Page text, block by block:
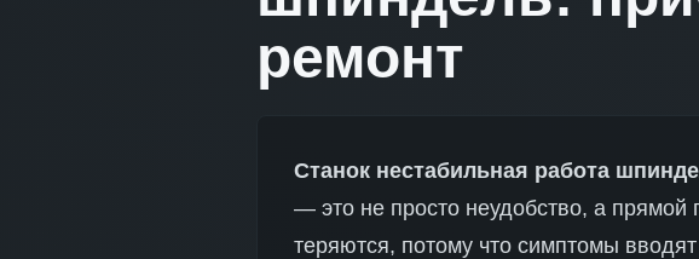
ремонт
Станок нестабильная работа
— это не просто неудобство, а прямой
теряются, потому что симптомы